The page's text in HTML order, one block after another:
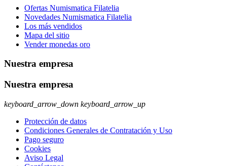
Ofertas Numismatica Filatelia
Novedades Numismatica Filatelia
Los más vendidos
Mapa del sitio
Vender monedas oro
Nuestra empresa
Nuestra empresa
keyboard_arrow_down keyboard_arrow_up
Protección de datos
Condiciones Generales de Contratación y Uso
Pago seguro
Cookies
Aviso Legal